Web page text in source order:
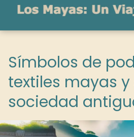
Símbolos de
textiles mayas y
sociedad